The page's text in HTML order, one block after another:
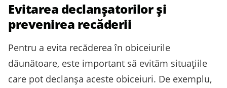
Evitarea declanșatorilor și
prevenirea recăderii
Pentru a evita recăderea în obiceiurile
dăunătoare, este important să evităm situațiile
care pot declanșa aceste obiceiuri. De exemplu,